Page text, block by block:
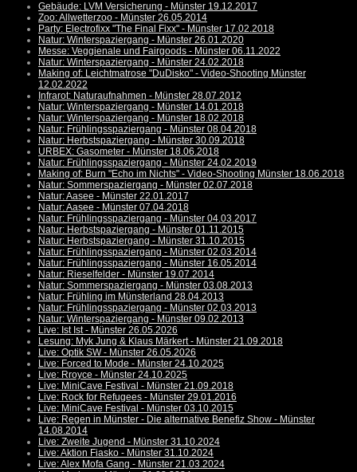
Gebäude: LVM Versicherung - Münster 19.12.2017
Zoo: Allwetterzoo - Münster 26.05.2014
Party: Electrofixx "The Final Fixx" - Münster 17.02.2018
Natur: Winterspaziergang - Münster 26.01.2020
Messe: Veggienale und Fairgoods - Münster 06.11.2022
Natur: Winterspaziergang - Münster 24.02.2018
Making of: Leichtmatrose "DuDisko" - Video-Shooting Münster
12.02.2022
Infrarot: Naturaufnahmen - Münster 28.07.2012
Natur: Winterspaziergang - Münster 14.01.2018
Natur: Winterspaziergang - Münster 18.02.2018
Natur: Frühlingsspaziergang - Münster 08.04.2018
Natur: Herbstspaziergang - Münster 30.09.2018
URBEX: Gasometer - Münster 18.06.2018
Natur: Frühlingsspaziergang - Münster 24.02.2019
Making of: Burn "Echo im Nichts" - Video-Shooting Münster 18.06.2018
Natur: Sommerspaziergang - Münster 02.07.2018
Natur: Aasee - Münster 22.01.2017
Natur: Aasee - Münster 07.04.2018
Natur: Frühlingsspaziergang - Münster 04.03.2017
Natur: Herbstspaziergang - Münster 01.11.2015
Natur: Herbstspaziergang - Münster 31.10.2015
Natur: Frühlingsspaziergang - Münster 02.03.2014
Natur: Frühlingsspaziergang - Münster 16.05.2014
Natur: Rieselfelder - Münster 19.07.2014
Natur: Sommerspaziergang - Münster 03.08.2013
Natur: Frühling im Münsterland 28.04.2013
Natur: Frühlingsspaziergang - Münster 02.03.2013
Natur: Winterspaziergang - Münster 09.02.2013
Live: Ist Ist - Münster 26.05.2026
Lesung: Myk Jung & Klaus Märkert - Münster 21.09.2018
Live: Optik SW - Münster 26.05.2026
Live: Forced to Mode - Münster 24.10.2025
Live: Rroyce - Münster 24.10.2025
Live: MiniCave Festival - Münster 21.09.2018
Live: Rock for Refugees - Münster 29.01.2016
Live: MiniCave Festival - Münster 03.10.2015
Live: Regen in Münster - Die alternative Benefiz Show - Münster
14.08.2014
Live: Zweite Jugend - Münster 31.10.2024
Live: Aktion Fiasko - Münster 31.10.2024
Live: Alex Mofa Gang - Münster 21.03.2024